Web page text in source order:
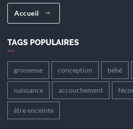
Accueil
TAGS POPULAIRES
grossesse conception bébé
naissance accouchement
être enceinte